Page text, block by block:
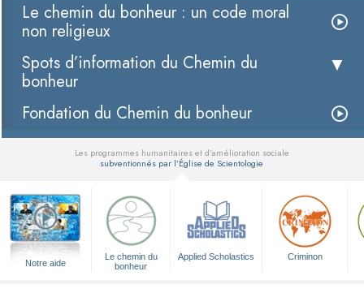
Le chemin du bonheur : un code moral
non religieux
Spots d’information du Chemin du
bonheur
Fondation du Chemin du bonheur
Les programmes humanitaires et d’amélioration sociale
subventionnés par l’Église de Scientologie
Notre aide
Le chemin du
bonheur
Applied Scholastics Criminon